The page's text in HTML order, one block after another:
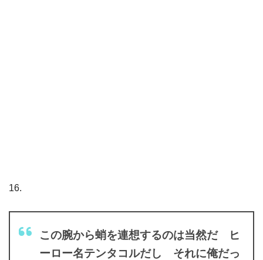
16.
この腕から蛸を連想するのは当然だ ヒ
ーロー名テンタコルだし それに俺だっ